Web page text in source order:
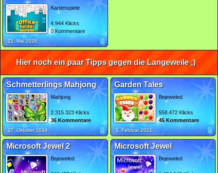
Kartenspiele
4.944 Klicks
0 Kommentare
21. Mai 2026
Hier noch ein paar Tipps gegen die Langeweile ;)
Schmetterlings Mahjong
Mahjong
2.315.323 Klicks
36 Kommentare
27. Oktober 2014
Garden Tales
Bejeweled
558.472 Klicks
45 Kommentare
1. Februar 2021
Microsoft Jewel 2
Bejeweled
Microsoft Jewel
Bejeweled